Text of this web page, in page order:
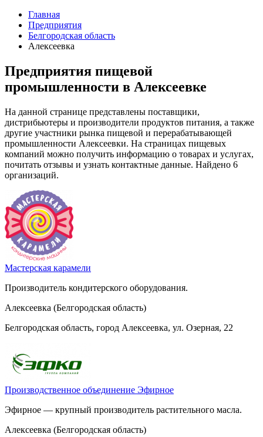
Главная
Предприятия
Белгородская область
Алексеевка
Предприятия пищевой
промышленности в Алексеевке
На данной странице представлены поставщики,
дистрибьютеры и производители продуктов питания, а также
другие участники рынка пищевой и перерабатывающей
промышленности Алексеевки. На страницах пищевых
компаний можно получить информацию о товарах и услугах,
почитать отзывы и узнать контактные данные. Найдено 6
организаций.
Мастерская карамели
Производитель кондитерского оборудования.
Алексеевка (Белгородская область)
Белгородская область, город Алексеевка, ул. Озерная, 22
Производственное объединение Эфирное
Эфирное — крупный производитель растительного масла.
Алексеевка (Белгородская область)